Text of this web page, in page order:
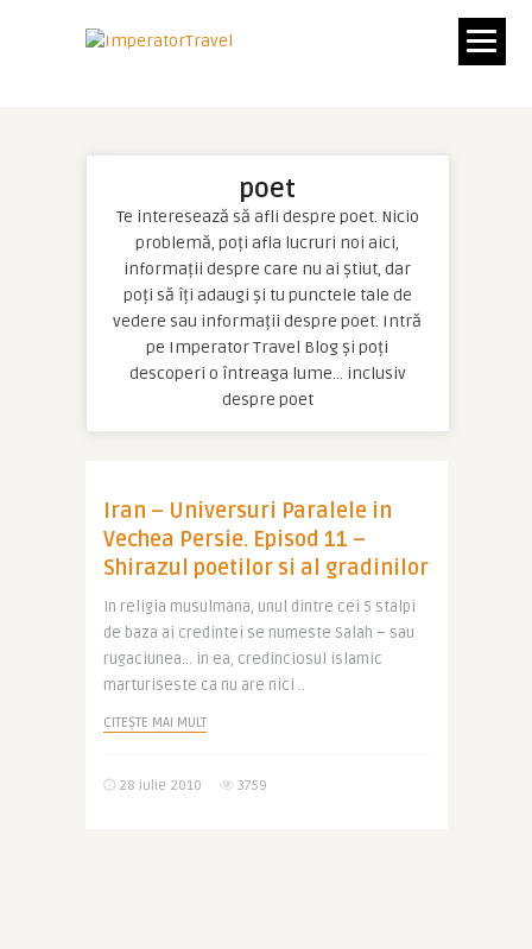
poet
Te interesează să afli despre poet. Nicio
problemă, poți afla lucruri noi aici,
informații despre care nu ai știut, dar
poți să îți adaugi și tu punctele tale de
vedere sau informații despre poet. Intră
pe Imperator Travel Blog și poți
descoperi o întreaga lume… inclusiv
despre poet
Iran – Universuri Paralele in
Vechea Persie. Episod 11 –
Shirazul poetilor si al gradinilor
In religia musulmana, unul dintre cei 5 stalpi
de baza ai credintei se numeste Salah – sau
rugaciunea… in ea, credinciosul islamic
marturiseste ca nu are nici ..
CITEȘTE MAI MULT
28 iulie 2010 3759